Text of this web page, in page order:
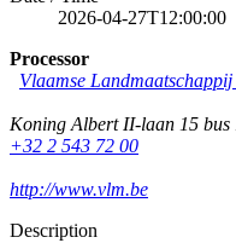
2026-04-27T12:00:00
Processor
Vlaamse
Koning Albert II-laan 15 bus
+32 2 543 72 00
http://www.vlm.be
Description